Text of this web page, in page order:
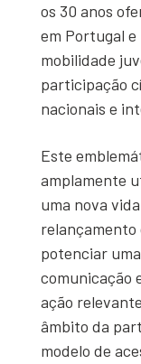
os 30 anos
em Portugal
mobilidade
participação
nacionais e
Este
amplamente
uma nova
potenciar
comunicação
ação
âmbito da
modelo de